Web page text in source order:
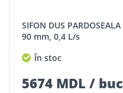
SIFON DUS PARDOSEALA GEBERIT CLEANLINE D40 H65-
90 mm, 0,4 L/s
În stoc
5674 MDL / buc